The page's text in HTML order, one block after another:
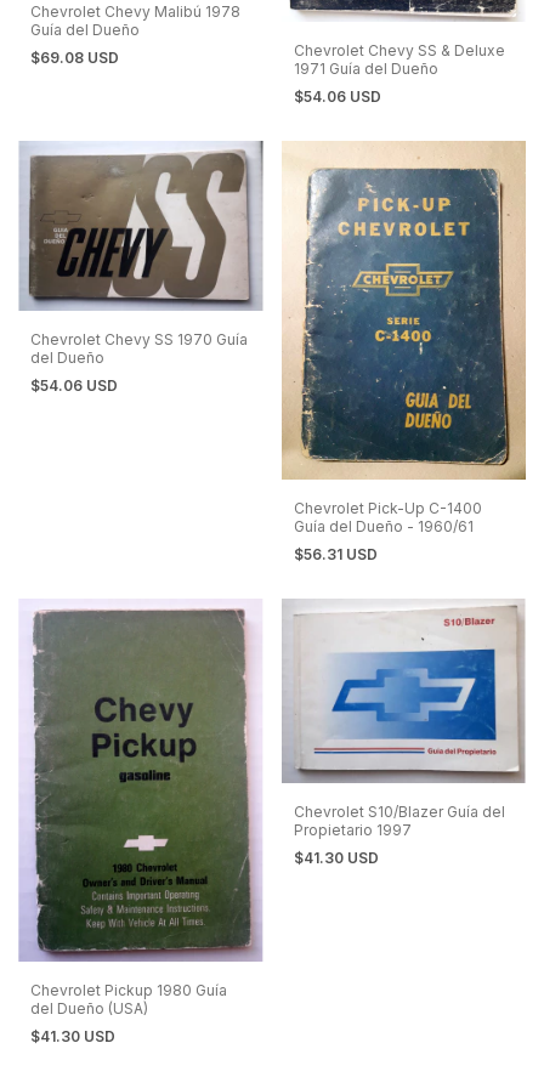
Chevrolet Chevy Malibú 1978
Guía del Dueño
$69.08 USD
Chevrolet Chevy SS & Deluxe
1971 Guía del Dueño
$54.06 USD
Chevrolet Chevy SS 1970 Guía
del Dueño
$54.06 USD
Chevrolet Pick-Up C-1400
Guía del Dueño - 1960/61
$56.31 USD
Chevrolet Pickup 1980 Guía
del Dueño (USA)
$41.30 USD
Chevrolet S10/Blazer Guía del
Propietario 1997
$41.30 USD